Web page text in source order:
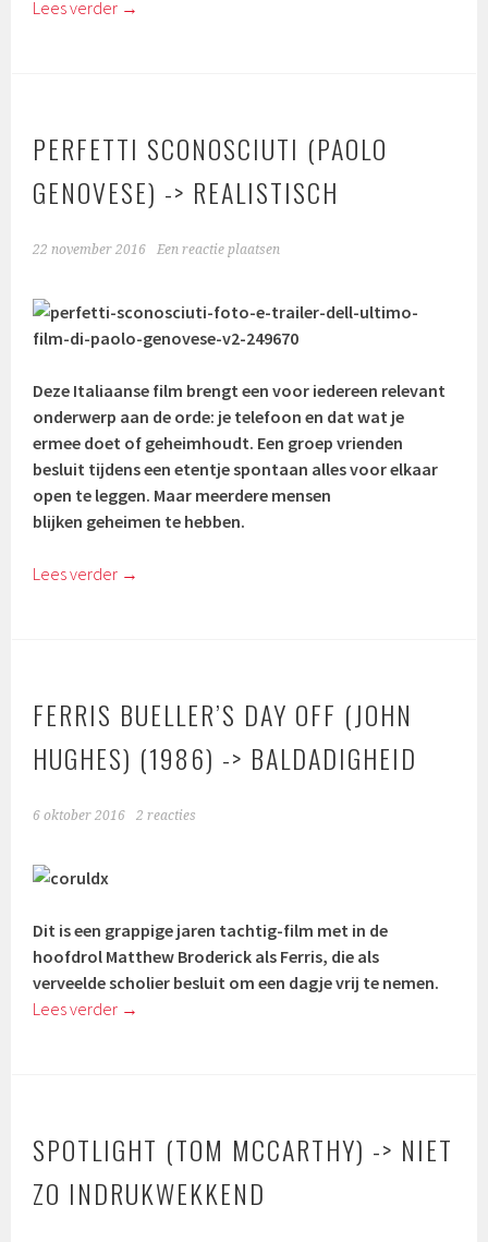
Lees verder →
PERFETTI SCONOSCIUTI (PAOLO
GENOVESE) -> REALISTISCH
22 november 2016 Een reactie plaatsen
Deze Italiaanse film brengt een voor iedereen relevant
onderwerp aan de orde: je telefoon en dat wat je
ermee doet of geheimhoudt. Een groep vrienden
besluit tijdens een etentje spontaan alles voor elkaar
open te leggen. Maar meerdere mensen
blijken geheimen te hebben.
Lees verder →
FERRIS BUELLER’S DAY OFF (JOHN
HUGHES) (1986) -> BALDADIGHEID
6 oktober 2016 2 reacties
Dit is een grappige jaren tachtig-film met in de
hoofdrol Matthew Broderick als Ferris, die als
verveelde scholier besluit om een dagje vrij te nemen.
Lees verder →
SPOTLIGHT (TOM MCCARTHY) -> NIET
ZO INDRUKWEKKEND